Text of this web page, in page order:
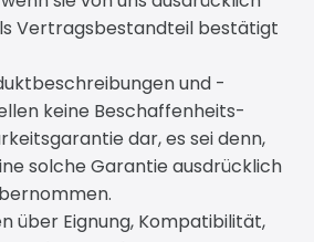
Vertragsbestandteil bestätigt
und -
keine Beschaffenheits-
dar, es sei denn,
solche Garantie ausdrücklich
über Eignung, Kompatibilität,